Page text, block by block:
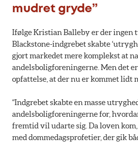
mudret gryde”
Ifølge Kristian Balleby er der ingen
Blackstone-indgrebet skabte
gjort markedet mere komplekst at
andelsboligforeningerne. Men det er
opfattelse, at der nu er kommet lidt
“Indgrebet skabte en masse
andelsboligforeningerne for,
fremtid vil udarte sig. Da loven
med dommedagsprofetier, der gik